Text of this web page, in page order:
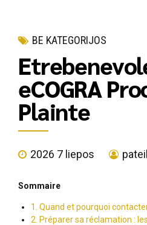
BE KATEGORIJOS
eCOGRA
Plainte
2026 7 liepos
Sommaire
1. Quand et pourquoi contacter
2. Préparer sa réclamation :